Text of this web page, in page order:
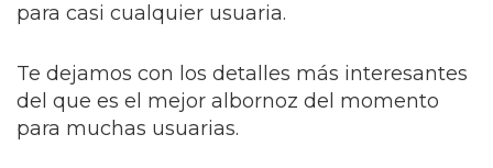
para casi cualquier usuaria.
Te dejamos con los detalles más interesantes
del que es el mejor albornoz del momento
para muchas usuarias.